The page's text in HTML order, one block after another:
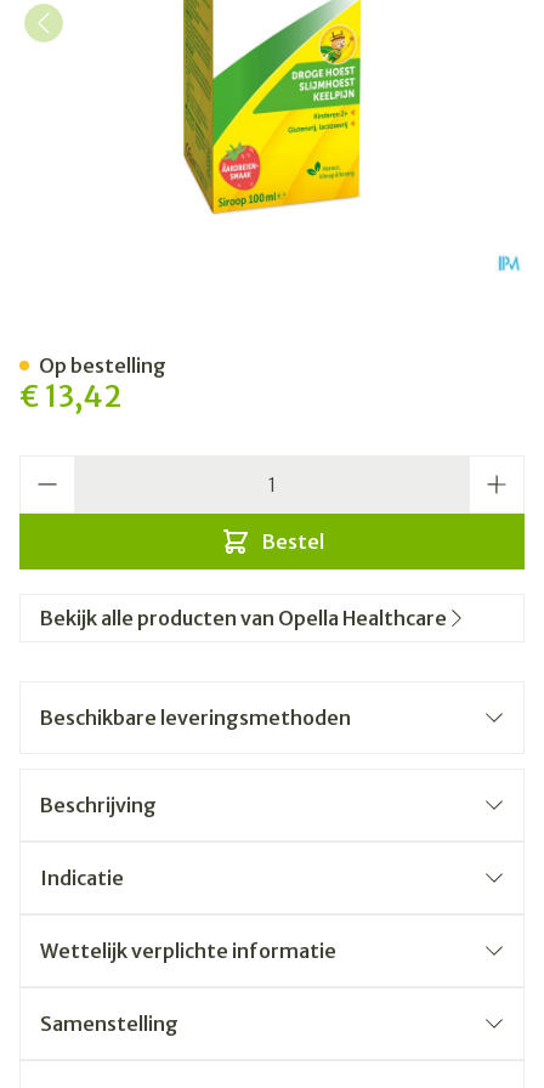
€ 13,42
Bestel
Op bestelling
Bekijk alle producten van Opella Healthcare
Beschikbare leveringsmethoden
Beschrijving
Indicatie
Wettelijk verplichte informatie
Samenstelling